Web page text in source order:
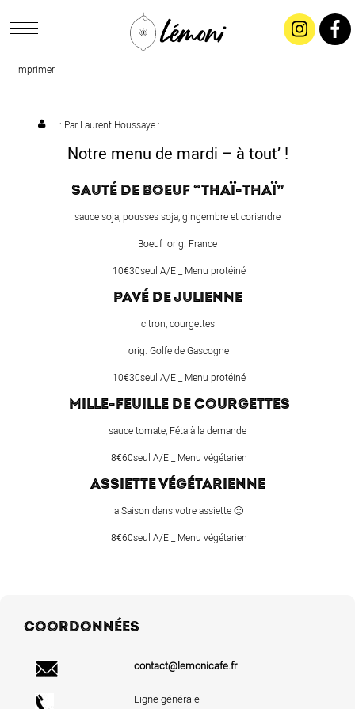
CONCEPT
SALADES & BUFFETS
CONTACTEZ-NOUS !
Imprimer
: Par Laurent Houssaye:
Notre menu de mardi – à tout’ !
SAUTÉ DE BOEUF “THAÏ-THAÏ”
sauce soja, pousses soja, gingembre et coriandre
Boeuf orig. France
10€30seul A/E _ Menu protéiné
PAVÉ DE JULIENNE
citron, courgettes
orig. Golfe de Gascogne
10€30seul A/E _ Menu protéiné
MILLE-FEUILLE DE COURGETTES
sauce tomate, Féta à la demande
8€60seul A/E _ Menu végétarien
ASSIETTE VÉGÉTARIENNE
la Saison dans votre assiette 🙂
8€60seul A/E _ Menu végétarien
COORDONNÉES
contact@lemonicafe.fr
Ligne générale